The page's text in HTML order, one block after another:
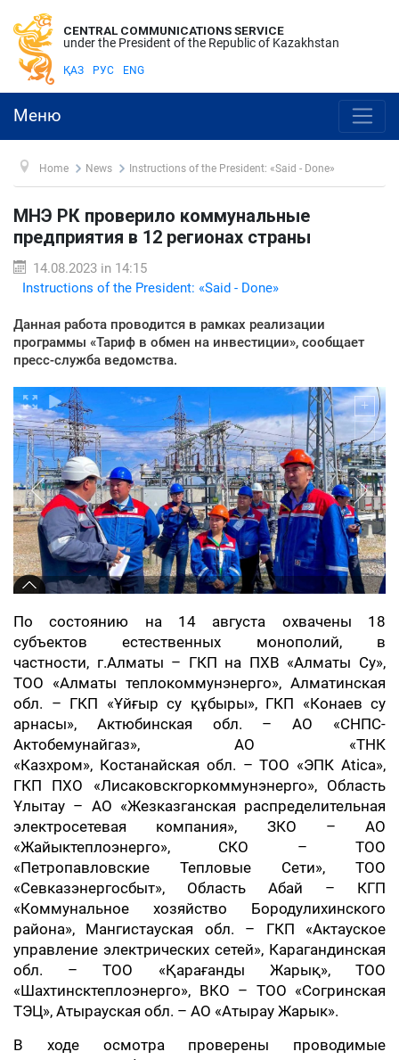
CENTRAL COMMUNICATIONS SERVICE
under the President of the Republic of Kazakhstan
ҚАЗ РУС ENG
Меню
Home News Instructions of the President: «Said - Done»
МНЭ РК проверило коммунальные
предприятия в 12 регионах страны
14.08.2023 in 14:15
Instructions of the President: «Said - Done»
Данная работа проводится в рамках реализации
программы «Тариф в обмен на инвестиции», сообщает
пресс-служба ведомства.
По состоянию на 14 августа охвачены 18
субъектов естественных монополий, в
частности, ️г.Алматы – ГКП на ПХВ «Алматы Су»,
ТОО «Алматы теплокоммунэнерго», ️Алматинская
обл. – ГКП «Ұйғыр су құбыры», ГКП «Конаев су
арнасы», ️Актюбинская обл. – АО «СНПС-
Актобемунайгаз», АО «ТНК
«Казхром», ️Костанайская обл. – ТОО «ЭПК Atica»,
ГКП ПХО «Лисаковскгоркоммунэнерго», ️Область
Ұлытау – АО «Жезказганская распределительная
электросетевая компания», ️ЗКО – АО
«Жайыктеплоэнерго», ️СКО – ТОО
«Петропавловские Тепловые Сети», ТОО
«Севказэнергосбыт», ️Область Абай – КГП
«Коммунальное хозяйство Бородулихинского
района», ️Мангистауская обл. – ГКП «Актауское
управление электрических сетей», ️Карагандинская
обл. – ТОО «Қарағанды Жарық», ТОО
«Шахтинсктеплоэнерго», ️ВКО – ТОО «Согринская
ТЭЦ», ️Атырауская обл. – АО «Атырау Жарык».
В ходе осмотра проверены проводимые